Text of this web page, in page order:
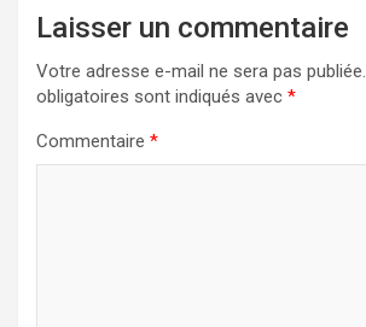
Laisser un commentaire
Votre adresse e-mail ne sera pas publiée.
obligatoires sont indiqués avec *
Commentaire *